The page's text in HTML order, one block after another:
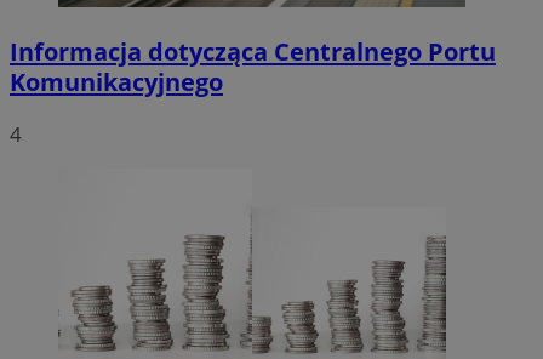
Informacja dotycząca Centralnego Portu
Komunikacyjnego
4